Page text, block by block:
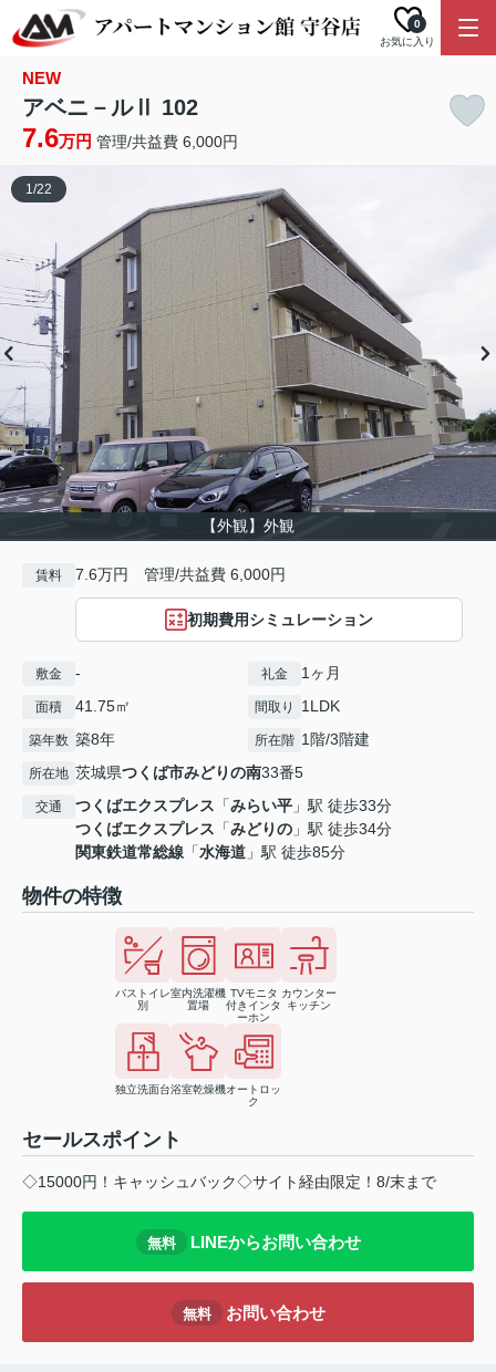
お気に入り
0
NEW
アベニ－ルⅡ 102
7.6万円 管理/共益費 6,000円
【外観】外観
1/22
賃料 7.6万円 管理/共益費 6,000円
初期費用シミュレーション
敷金 - 礼金 1ヶ月
面積 41.75㎡ 間取り 1LDK
築年数 築8年 所在階 1階/3階建
所在地 茨城県つくば市みどりの南33番5
交通 つくばエクスプレス 「みらい平 」駅 徒歩33分
つくばエクスプレス 「みどりの 」駅 徒歩34分
関東鉄道常総線 「水海道 」駅 徒歩85分
物件の特徴
バストイレ
別
室内洗濯機
置場
TVモニタ
付きインタ
ーホン
カウンター
キッチン
独立洗面台浴室乾燥機オートロッ
ク
セールスポイント
◇15000円！キャッシュバック◇サイト経由限定！8/末まで
無料 LINEからお問い合わせ
無料 お問い合わせ